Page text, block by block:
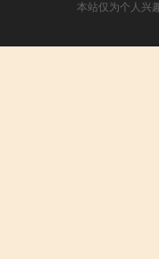
本站仅为个人兴